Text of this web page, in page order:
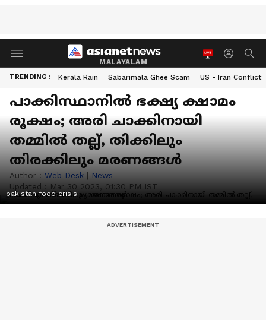
MALAYALAM
TRENDING : Kerala Rain Sabarimala Ghee Scam US - Iran Conflict
പാക്കിസ്ഥാനില്‍ ഭക്ഷ്യ ക്ഷാമം
രൂക്ഷം; അരി ചാക്കിനായി
തമ്മില്‍ തല്ല്, തിക്കിലും
തിരക്കിലും മരണങ്ങള്‍
Author : Web Desk | News
Updated : Mar 30 2023, 01:30 PM IST
pakistan food crisis